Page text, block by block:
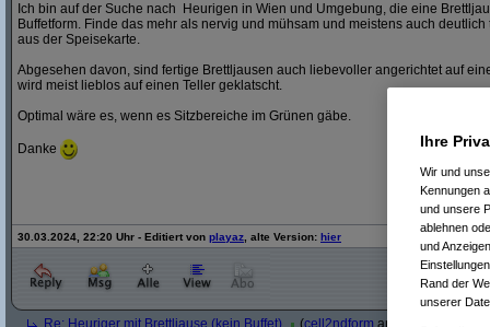
Ich bin auf der Suche nach Heurigen in Wien und Umgebung, die eine
Buffetform. Finde das mehr als nervig und mühsam und meistens auch
aus der Speisekarte.
Abgesehen davon, sind fertige Brettljausen auch liebevoller angerichtet auf
wird meist lieblos auf einen Teller geklatscht.
Optimal wäre es, wenn es Sitzbereiche im Grünen gäbe.
Danke
30.03.2024, 22:20 Uhr - Editiert von playaz , alte Version: hier
Re: Heuriger mit Brettljause (kein Buffet) (cell2ndform am 30.03.2024,
Ihre
Wir und
Kennungen
und unsere
ablehnen
und
Rand der
unserer